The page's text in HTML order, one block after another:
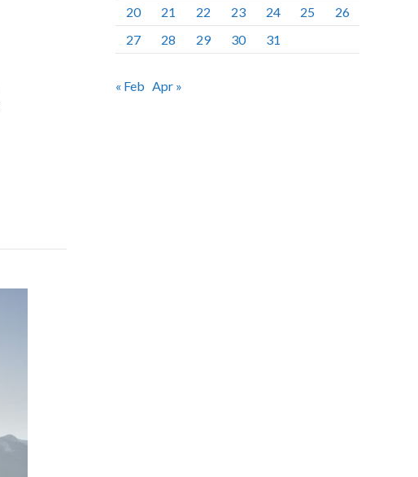
20
21 22 23 24 25
26
27
28 29 30 31
« Feb Apr »